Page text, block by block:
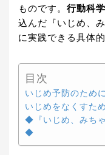
ものです。 行動科
込んだ『いじめ、
に実践できる具体
目次
いじめ予防のため
いじめをなくすた
◆『いじめ、みち
◆